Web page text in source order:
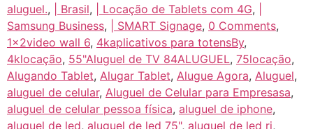
aluguel., | Brasil, | Locação de Tablets com 4G,
Samsung Business, | SMART Signage, 0 Comments,
1x2video wall 6, 4kaplicativos para totensBy,
4klocação, 55"Aluguel de TV 84ALUGUEL, 75locação,
Alugando Tablet, Alugar Tablet, Alugue Agora, Aluguel,
aluguel de celular, Aluguel de Celular para Empresasa,
aluguel de celular pessoa física, aluguel de iphone,
aluguel de led, aluguel de led 75", aluguel de led rj,